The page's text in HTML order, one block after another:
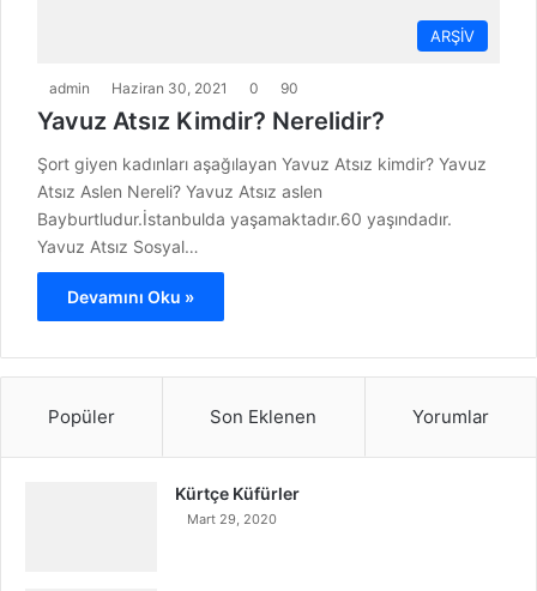
ARŞİV
admin Haziran 30, 2021 0 90
Yavuz Atsız Kimdir? Nerelidir?
Şort giyen kadınları aşağılayan Yavuz Atsız kimdir? Yavuz
Atsız Aslen Nereli? Yavuz Atsız aslen
Bayburtludur.İstanbulda yaşamaktadır.60 yaşındadır.
Yavuz Atsız Sosyal…
Devamını Oku »
Popüler Son Eklenen Yorumlar
Kürtçe Küfürler
Mart 29, 2020